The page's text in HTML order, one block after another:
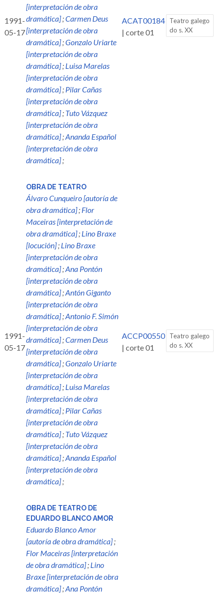
1991-
05-17
[interpretación de obra
dramática];Carmen Deus
[interpretación de obra
dramática];Gonzalo Uriarte
[interpretación de obra
dramática]; Luisa Marelas
[interpretación de obra
dramática]; Pilar Cañas
[interpretación de obra
dramática]; Tuto Vázquez
[interpretación de obra
dramática];Ananda Español
[interpretación de obra
dramática];
ACAT00184
| corte 01
Teatro galego
do s. XX
1991-
05-17
OBRA DE TEATRO
Álvaro Cunqueiro [autoría de
obra dramática]; Flor
Maceiras [interpretación de
obra dramática]; Lino Braxe
[locución]; Lino Braxe
[interpretación de obra
dramática];Ana Pontón
[interpretación de obra
dramática];Antón Giganto
[interpretación de obra
dramática];Antonio F. Simón
[interpretación de obra
dramática];Carmen Deus
[interpretación de obra
dramática];Gonzalo Uriarte
[interpretación de obra
dramática]; Luisa Marelas
[interpretación de obra
dramática]; Pilar Cañas
[interpretación de obra
dramática]; Tuto Vázquez
[interpretación de obra
dramática];Ananda Español
[interpretación de obra
dramática];
ACCP00550
| corte 01
Teatro galego
do s. XX
OBRA DE TEATRO DE
EDUARDO BLANCO AMOR
Eduardo Blanco Amor
[autoría de obra dramática];
Flor Maceiras [interpretación
de obra dramática]; Lino
Braxe [interpretación de obra
dramática];Ana Pontón